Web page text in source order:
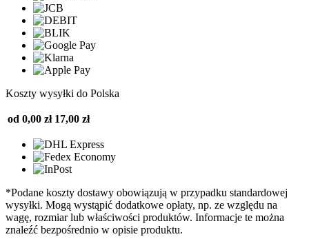
Koszty wysyłki do Polska
od 0,00 zł 17,00 zł
*Podane koszty dostawy obowiązują w przypadku standardowej
wysyłki. Mogą wystąpić dodatkowe opłaty, np. ze względu na
wagę, rozmiar lub właściwości produktów. Informacje te można
znaleźć bezpośrednio w opisie produktu.